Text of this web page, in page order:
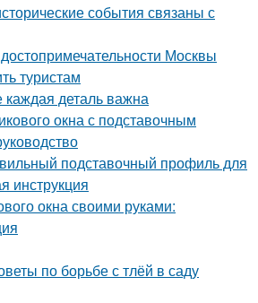
события связаны с
Москвы
туристам
каждая деталь важна
окна с подставочным
подставочный профиль для
инструкция
окна своими руками:
по борьбе с тлёй в саду